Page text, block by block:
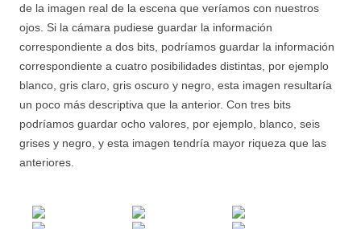
de la imagen real de la escena que veríamos con nuestros
ojos. Si la cámara pudiese guardar la información
correspondiente a dos bits, podríamos guardar la información
correspondiente a cuatro posibilidades distintas, por ejemplo
blanco, gris claro, gris oscuro y negro, esta imagen resultaría
un poco más descriptiva que la anterior. Con tres bits
podríamos guardar ocho valores, por ejemplo, blanco, seis
grises y negro, y esta imagen tendría mayor riqueza que las
anteriores.